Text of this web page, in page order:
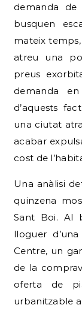
demanda de
busquen
mateix
atreu una
preus
demanda
d’aquests
una ciutat
acabar
cost de
Una anàlisi
quinzena
Sant Boi. Al
lloguer
Centre, un
de la
oferta de
urbanitzable